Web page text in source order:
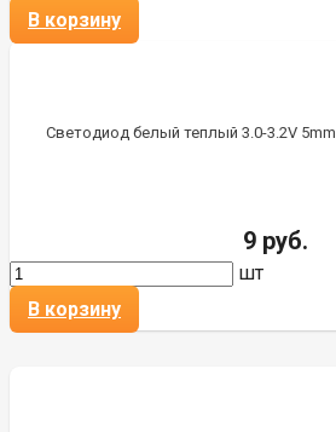
В корзину
Светодиод белый теплый 3.0-3.2V 5mm
9 руб.
шт
В корзину